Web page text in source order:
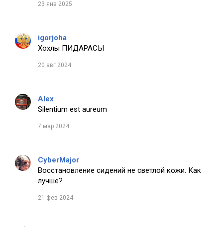
23 янв 2025
igorjoha
Хохлы ПИДАРАСЫ
20 авг 2024
Alex
Silentium est aureum
7 мар 2024
CyberMajor
Восстановление сидений не светлой кожи. Как
лучше?
21 фев 2024